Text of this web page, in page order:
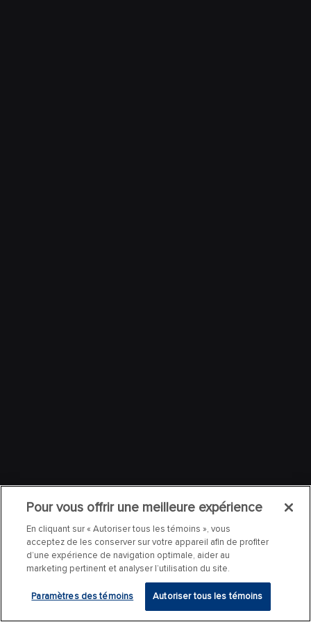
Pour vous offrir une meilleure expérience
En cliquant sur « Autoriser tous les témoins », vous
acceptez de les conserver sur votre appareil afin de profiter
d’une expérience de navigation optimale, aider au
marketing pertinent et analyser l’utilisation du site.
Paramètres des témoins Autoriser tous les témoins